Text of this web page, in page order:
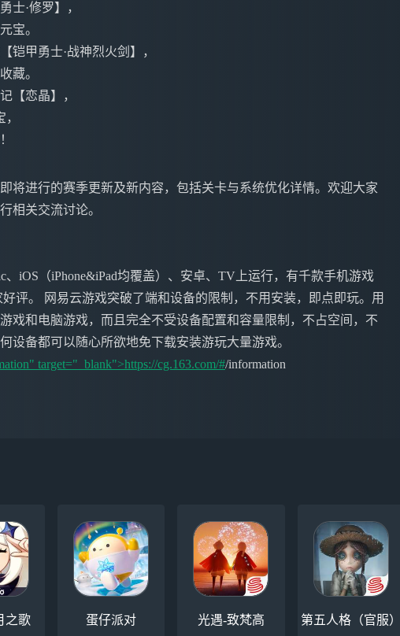
士·修罗】，
宝。
铠甲勇士·战神烈火剑】，
藏。
【恋晶】，
将进行的赛季更新及新内容，包括关卡与系统优化详情。欢迎大家
相关交流讨论。
、iOS（iPhone&iPad均覆盖）、安卓、TV上运行，有千款手机游戏
评。 网易云游戏突破了端和设备的限制，不用安装，即点即玩。用
戏和电脑游戏，而且完全不受设备配置和容量限制，不占空间，不
设备都可以随心所欲地免下载安装游玩大量游戏。
target="_blank">https://cg.163.com/#/information
之歌 蛋仔派对 光遇-致梵高 第五人格（官服）